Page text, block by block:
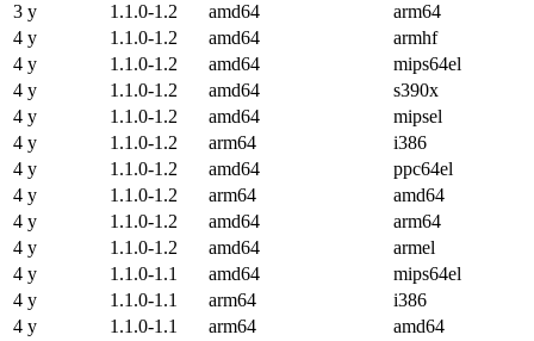
3 y
1.1.0-1.2 amd64
arm64
4 y
1.1.0-1.2 amd64
armhf
4 y
1.1.0-1.2 amd64
mips64el
4 y
1.1.0-1.2 amd64
s390x
4 y
1.1.0-1.2 amd64
mipsel
4 y
1.1.0-1.2 arm64
i386
4 y
1.1.0-1.2 amd64
ppc64el
4 y
1.1.0-1.2 arm64
amd64
4 y
1.1.0-1.2 amd64
arm64
4 y
1.1.0-1.2 amd64
armel
4 y
1.1.0-1.1 amd64
mips64el
4 y
1.1.0-1.1 arm64
i386
4 y
1.1.0-1.1 arm64
amd64